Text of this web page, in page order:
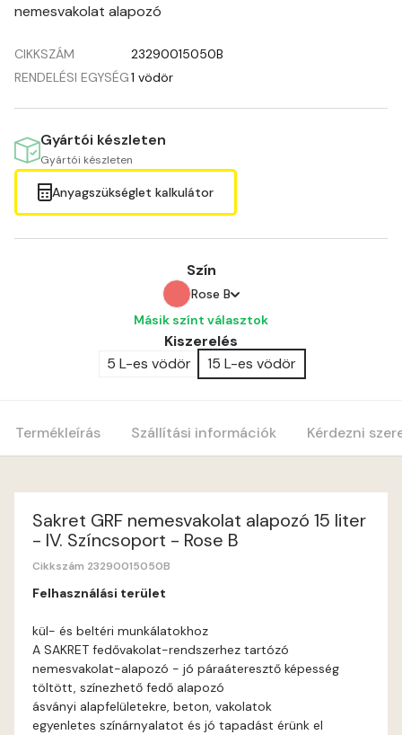
nemesvakolat alapozó
CIKKSZÁM
23290015050B
RENDELÉSI EGYSÉG1 vödör
Gyártói készleten
Gyártói készleten
Anyagszükséglet kalkulátor
Szín
Rose B
Amber A
Apple B
Cobalt A
Corn A
Current-red A
Másik színt választok
Kiszerelés
5 L-es vödör
15 L-es vödör
Termékleírás Szállítási információk Kérdezni
Sakret GRF nemesvakolat alapozó 15 liter
- IV. Színcsoport - Rose B
Cikkszám 23290015050B
Felhasználási terület
kül- és beltéri munkálatokhoz
A SAKRET fedővakolat-rendszerhez tartózó
nemesvakolat-alapozó - jó páraáteresztő képesség
töltött, színezhető fedő alapozó
ásványi alapfelületekre, beton, vakolatok
egyenletes színárnyalatot és jó tapadást érünk el